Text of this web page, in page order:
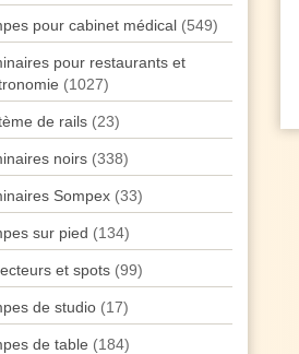
pour cabinet médical (549)
pour restaurants et
(1027)
de rails (23)
noirs (338)
Sompex (33)
sur pied (134)
et spots (99)
de studio (17)
de table (184)